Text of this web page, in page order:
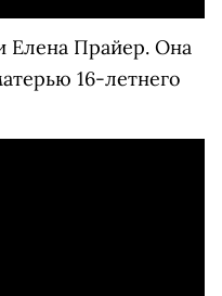
Елена Прайер. Она
16-летнего